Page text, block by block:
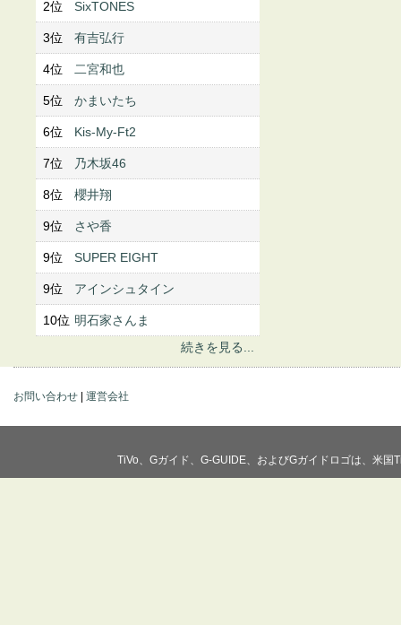
2位 SixTONES
3位 有吉弘行
4位 二宮和也
5位 かまいたち
6位 Kis-My-Ft2
7位 乃木坂46
8位 櫻井翔
9位 さや香
9位 SUPER EIGHT
9位 アインシュタイン
10位 明石家さんま
続きを見る...
お問い合わせ 運営会社
TiVo、Gガイド、G-GUIDE、およびGガイドロゴは、米